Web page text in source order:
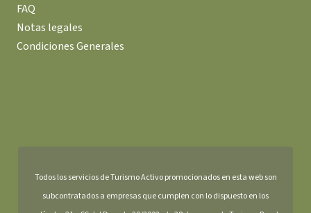
FAQ
Notas legales
Condiciones Generales
Todos los servicios de Turismo Activo promocionados en esta web son
subcontratados a empresas que cumplen con lo dispuesto en los